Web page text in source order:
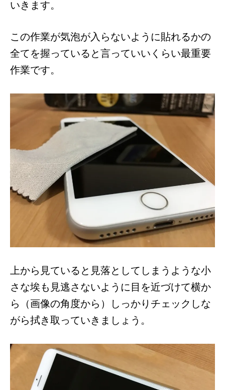
いきます。
この作業が気泡が入らないように貼れるかの
全てを握っていると言っていいくらい最重要
作業です。
上から見ていると見落としてしまうような小
さな埃も見逃さないように目を近づけて横か
ら（画像の角度から）しっかりチェックしな
がら拭き取っていきましょう。